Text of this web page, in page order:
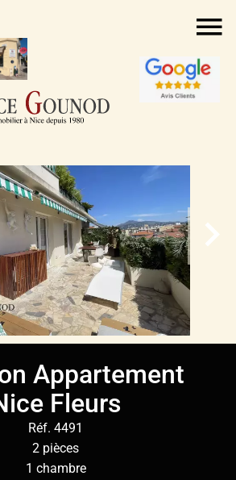
Appartement
Fleurs
Réf. 4491
2 pièces
1 chambre